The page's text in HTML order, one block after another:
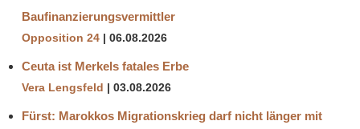
Baufinanzierungsvermittler
Opposition 24 06.08.2026
Ceuta ist Merkels fatales Erbe
Vera Lengsfeld 03.08.2026
Fürst: Marokkos Migrationskrieg darf nicht länger mit